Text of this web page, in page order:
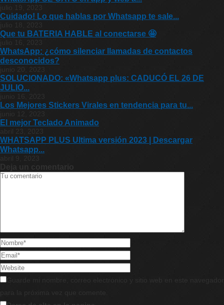
Cuidado! Lo que hablas por Whatsapp te sale...
Que tu BATERIA HABLE al conectarse 🤩
WhatsApp: ¿cómo silenciar llamadas de contactos
desconocidos?
junio 20, 2023
SOLUCIONADO: «Whatsapp plus: CADUCÓ EL 26 DE
JULIO...
junio 16, 2023
Los Mejores Stickers Virales en tendencia para tu...
El mejor Teclado Animado
WHATSAPP PLUS Ultima versión 2023 | Descargar
Whatsapp...
Deja un comentario
Guarde mi nombre, correo electrónico y sitio web en este navegador
para la próxima vez que comente.